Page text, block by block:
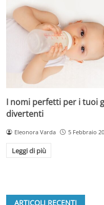
I nomi perfetti per i tuoi
divertenti
Eleonora Varda 5 Febbraio
Leggi di più
ARTICOLI RECENTI